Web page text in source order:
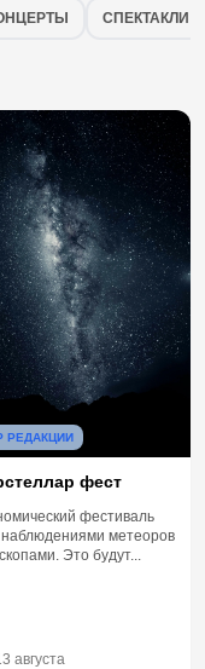
СПЕКТАКЛИ
РЕДАКЦИИ
фест
фестиваль
наблюдениями метеоров
Это будут...
августа